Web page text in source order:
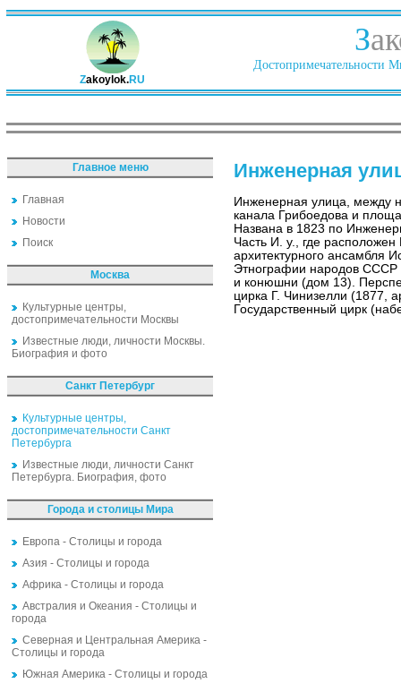
Zakoylok.RU
З
Достопримечательности
Главное меню
Главная
Новости
Поиск
Москва
Культурные центры,
достопримечательности Москвы
Известные люди, личности Москвы.
Биография и фото
Санкт Петербург
Культурные центры,
достопримечательности Санкт
Петербурга
Известные люди, личности Санкт
Петербурга. Биография, фото
Города и столицы Мира
Европа - Столицы и города
Азия - Столицы и города
Африка - Столицы и города
Австралия и Океания - Столицы и
города
Северная и Центральная Америка -
Столицы и города
Южная Америка - Столицы и города
Инженерная
Инженерная улица, между
канала Грибоедова и
Названа в 1823 по
Часть И. у., где расположен
архитектурного ансамбля
Этнографии народов
и конюшни (дом 13).
цирка Г. Чинизелли (1877,
Государственный цирк